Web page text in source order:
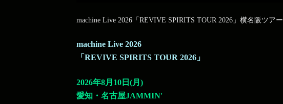
machine Live 2026「REVIVE SPIRITS TOUR 2026」横名阪ツアー
machine Live 2026
「REVIVE SPIRITS TOUR 2026」
2026年8月10日(月)
愛知・名古屋JAMMIN'